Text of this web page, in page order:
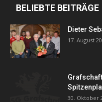
BELIEBTE BEITRÄGE
Dieter
17. August
30. Oktober